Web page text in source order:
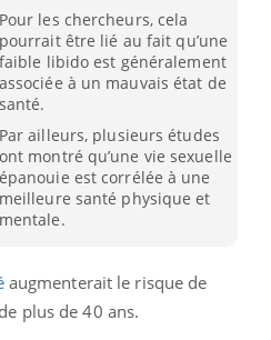
Pour les chercheurs, cela
pourrait être lié au fait qu’une
faible libido est généralement
associée à un mauvais état de
santé.
Par ailleurs, plusieurs études
ont montré qu’une vie sexuelle
épanouie est corrélée à une
meilleure santé physique et
mentale.
augmenterait le risque de
plus de 40 ans.